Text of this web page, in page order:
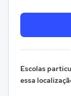
Escolas
essa